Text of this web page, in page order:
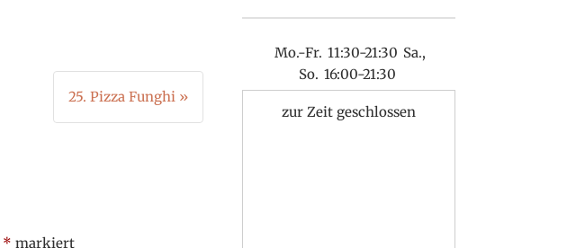
25. Pizza Funghi »
* markiert
Mo.-Fr. 11:30-21:30 Sa.,
So. 16:00-21:30
zur Zeit geschlossen